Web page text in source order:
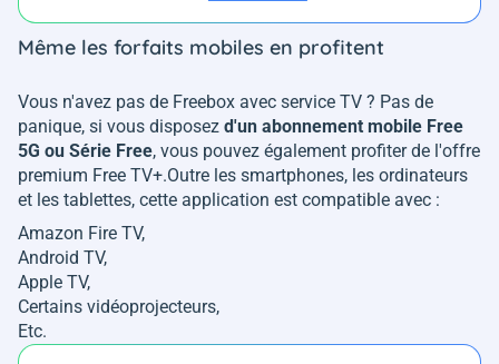
Même les forfaits mobiles en profitent
Vous n'avez pas de Freebox avec service TV ? Pas de
panique, si vous disposez d'un abonnement mobile Free
5G ou Série Free, vous pouvez également profiter de l'offre
premium Free TV+.Outre les smartphones, les ordinateurs
et les tablettes, cette application est compatible avec :
Amazon Fire TV,
Android TV,
Apple TV,
Certains vidéoprojecteurs,
Etc.